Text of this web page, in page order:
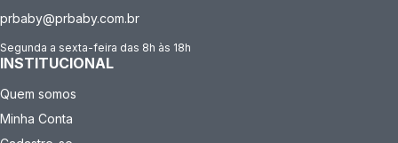
prbaby@prbaby.com.br
Segunda a sexta-feira das 8h às 18h
INSTITUCIONAL
Quem somos
Minha Conta